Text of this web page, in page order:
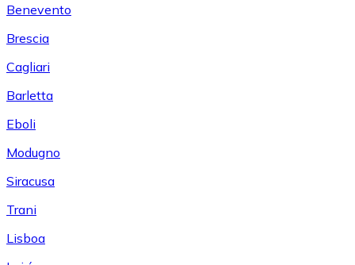
Benevento
Brescia
Cagliari
Barletta
Eboli
Modugno
Siracusa
Trani
Lisboa